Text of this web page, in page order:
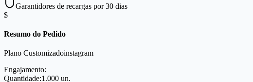
Garantidores de recargas por 30 dias
$
Resumo do Pedido
Plano Customizadoinstagram
Engajamento:
Quantidade:1.000 un.